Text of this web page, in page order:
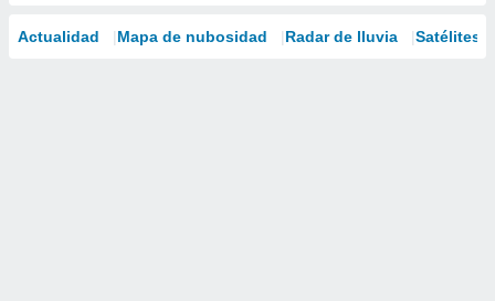
Actualidad Mapa de nubosidad Radar de lluvia Satélites